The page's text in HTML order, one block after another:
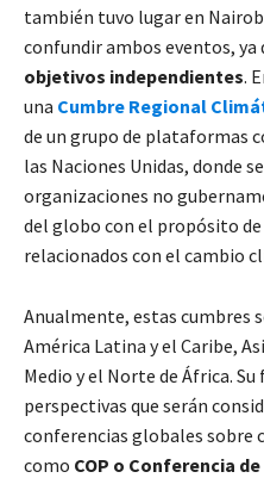
también tuvo lugar en
confundir ambos eventos, ya
objetivos independientes.
una Cumbre Regional
de un grupo de plataformas
las Naciones Unidas, donde
organizaciones no
del globo con el propósito
relacionados con el cambio
Anualmente, estas cumbres
América Latina y el Caribe,
Medio y el Norte de África.
perspectivas que serán
conferencias globales sobre
como COP o Conferencia